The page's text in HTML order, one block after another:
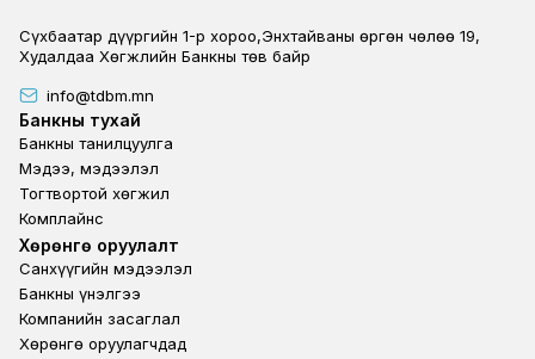
Сүхбаатар дүүргийн 1-р хороо,Энхтайваны өргөн чөлөө 19,
Худалдаа Хөгжлийн Банкны төв байр
info@tdbm.mn
Footer
Банкны тухай
Банкны танилцуулга
Мэдээ, мэдээлэл
Тогтвортой хөгжил
Комплайнс
Footer third
Хөрөнгө оруулалт
Санхүүгийн мэдээлэл
Банкны үнэлгээ
Компанийн засаглал
Хөрөнгө оруулагчдад